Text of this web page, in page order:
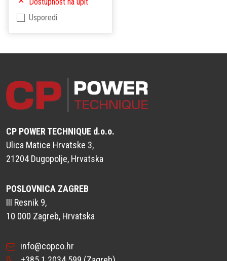
Usporedi
CP POWER TECHNIQUE d.o.o.
Ulica Matice Hrvatske 3,
21204 Dugopolje, Hrvatska
POSLOVNICA ZAGREB
III Resnik 9,
10 000 Zagreb, Hrvatska
info@copco.hr